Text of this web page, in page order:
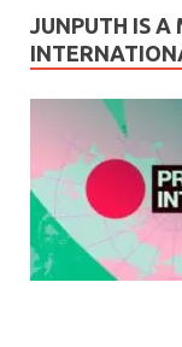
JUNPUTH IS A